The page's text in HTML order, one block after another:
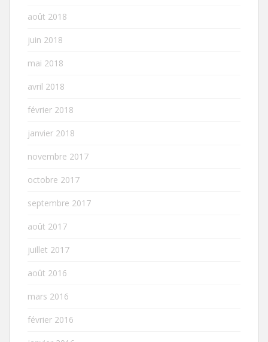
août 2018
juin 2018
mai 2018
avril 2018
février 2018
janvier 2018
novembre 2017
octobre 2017
septembre 2017
août 2017
juillet 2017
août 2016
mars 2016
février 2016